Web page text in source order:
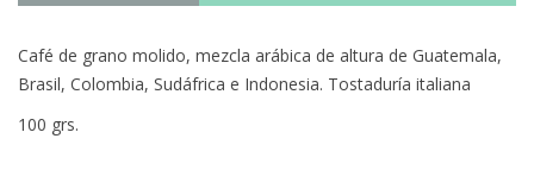
Café de grano molido, mezcla arábica de altura de Guatemala,
Brasil, Colombia, Sudáfrica e Indonesia. Tostaduría italiana
100 grs.